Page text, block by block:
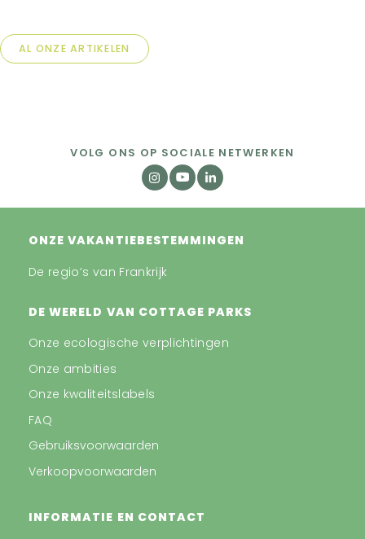
AL ONZE ARTIKELEN
VOLG ONS OP SOCIALE NETWERKEN
ONZE VAKANTIEBESTEMMINGEN
De regio’s van Frankrijk
DE WERELD VAN COTTAGE PARKS
Onze ecologische verplichtingen
Onze ambities
Onze kwaliteitslabels
FAQ
Gebruiksvoorwaarden
Verkoopvoorwaarden
INFORMATIE EN CONTACT